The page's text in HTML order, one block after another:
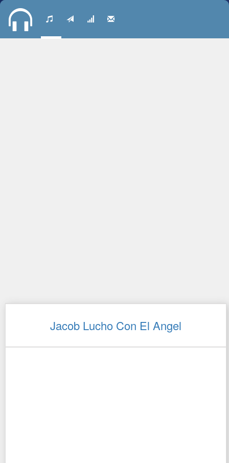
Jacob Lucho Con El Angel